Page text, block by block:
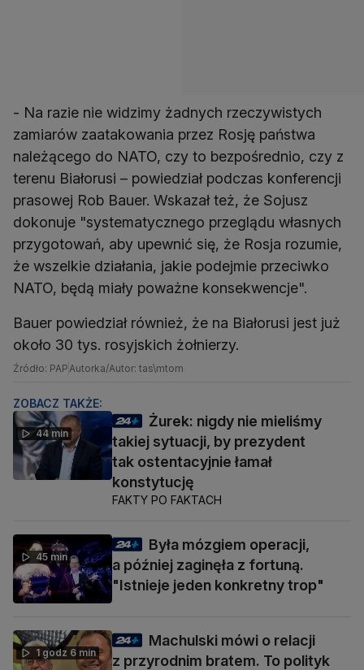
- Na razie nie widzimy żadnych rzeczywistych
zamiarów zaatakowania przez Rosję państwa
należącego do NATO, czy to bezpośrednio, czy z
terenu Białorusi – powiedział podczas konferencji
prasowej Rob Bauer. Wskazał też, że Sojusz
dokonuje "systematycznego przeglądu własnych
przygotowań, aby upewnić się, że Rosja rozumie,
że wszelkie działania, jakie podejmie przeciwko
NATO, będą miały poważne konsekwencje".
Bauer powiedział również, że na Białorusi jest już
około 30 tys. rosyjskich żołnierzy.
Źródło: PAPAutorka/Autor: tas\mtom
ZOBACZ TAKŻE:
44 min
Żurek: nigdy nie mieliśmy
takiej sytuacji, by prezydent
tak ostentacyjnie łamał
konstytucję
FAKTY PO FAKTACH
45 min
Była mózgiem operacji,
a później zaginęła z fortuną.
"Istnieje jeden konkretny trop"
1 godz 6 min
Machulski mówi o relacji
z przyrodnim bratem. To polityk